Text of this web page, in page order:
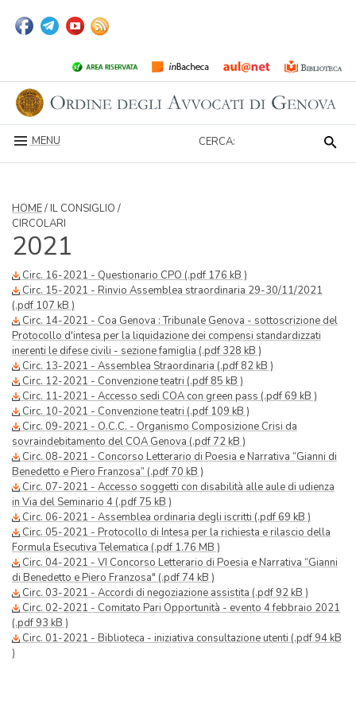
MENU CERCA:
HOME/ IL CONSIGLIO /
CIRCOLARI
2021
Circ. 16-2021 - Questionario CPO (.pdf 176 kB )
Circ. 15-2021 - Rinvio Assemblea straordinaria 29-30/11/2021
(.pdf 107 kB )
Circ. 14-2021 - Coa Genova : Tribunale Genova - sottoscrizione del
Protocollo d'intesa per la liquidazione dei compensi standardizzati
inerenti le difese civili - sezione famiglia (.pdf 328 kB )
Circ. 13-2021 - Assemblea Straordinaria (.pdf 82 kB )
Circ. 12-2021 - Convenzione teatri (.pdf 85 kB )
Circ. 11-2021 - Accesso sedi COA con green pass (.pdf 69 kB )
Circ. 10-2021 - Convenzione teatri (.pdf 109 kB )
Circ. 09-2021 - O.C.C. - Organismo Composizione Crisi da
sovraindebitamento del COA Genova (.pdf 72 kB )
Circ. 08-2021 - Concorso Letterario di Poesia e Narrativa “Gianni di
Benedetto e Piero Franzosa” (.pdf 70 kB )
Circ. 07-2021 - Accesso soggetti con disabilità alle aule di udienza
in Via del Seminario 4 (.pdf 75 kB )
Circ. 06-2021 - Assemblea ordinaria degli iscritti (.pdf 69 kB )
Circ. 05-2021 - Protocollo di Intesa per la richiesta e rilascio della
Formula Esecutiva Telematica (.pdf 1.76 MB )
Circ. 04-2021 - VI Concorso Letterario di Poesia e Narrativa “Gianni
di Benedetto e Piero Franzosa" (.pdf 74 kB )
Circ. 03-2021 - Accordi di negoziazione assistita (.pdf 92 kB )
Circ. 02-2021 - Comitato Pari Opportunità - evento 4 febbraio 2021
(.pdf 93 kB )
Circ. 01-2021 - Biblioteca - iniziativa consultazione utenti (.pdf 94 kB
)